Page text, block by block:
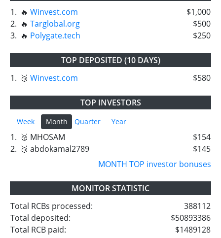
1. 🔥 Winvest.com
$1,000
2. 🔥 Targlobal.org
$500
3. 🔥 Polygate.tech $250
TOP DEPOSITED (10 DAYS)
1. 🥉 Winvest.com $580
TOP INVESTORS
Week Month Quarter Year
1. 🥈 MHOSAM
$154
2. 🥉 abdokamal2789
$145
MONTH TOP investor bonuses
MONITOR STATISTIC
Total RCBs processed:
388112
Total deposited:
$50893386
Total RCB paid:
$1489128